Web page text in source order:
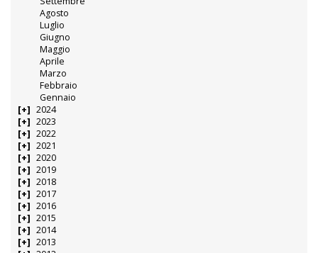
Agosto
Luglio
Giugno
Maggio
Aprile
Marzo
Febbraio
Gennaio
2024
2023
2022
2021
2020
2019
2018
2017
2016
2015
2014
2013